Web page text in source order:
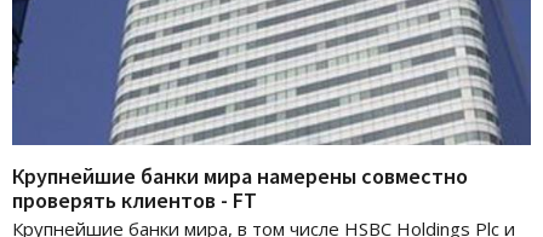
Крупнейшие банки мира намерены совместно
проверять клиентов - FT
Крупнейшие банки мира, в том числе HSBC Holdings Plc и